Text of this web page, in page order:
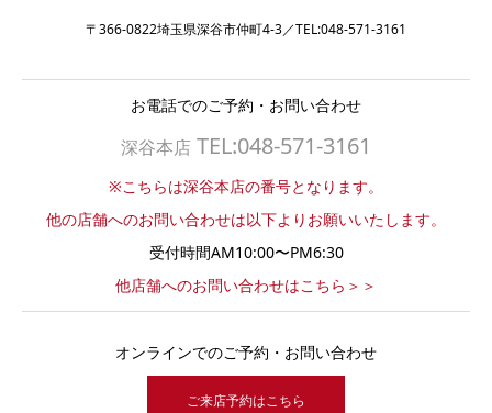
〒366-0822埼玉県深谷市仲町4-3／TEL:048-571-3161
お電話でのご予約・お問い合わせ
深谷本店 TEL:048-571-3161
※こちらは深谷本店の番号となります。
他の店舗へのお問い合わせは以下よりお願いいたします。
受付時間AM10:00〜PM6:30
他店舗へのお問い合わせはこちら＞＞
オンラインでのご予約・お問い合わせ
ご来店予約はこちら